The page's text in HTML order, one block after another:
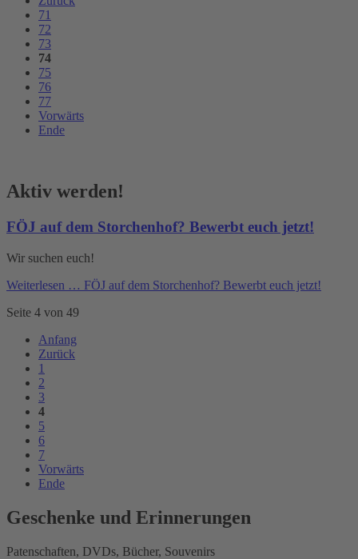
71
72
73
74
75
76
77
Vorwärts
Ende
Aktiv werden!
FÖJ auf dem Storchenhof? Bewerbt euch jetzt!
Wir suchen euch!
Weiterlesen … FÖJ auf dem Storchenhof? Bewerbt euch jetzt!
Seite 4 von 49
Anfang
Zurück
1
2
3
4
5
6
7
Vorwärts
Ende
Geschenke und Erinnerungen
Patenschaften, DVDs, Bücher, Souvenirs